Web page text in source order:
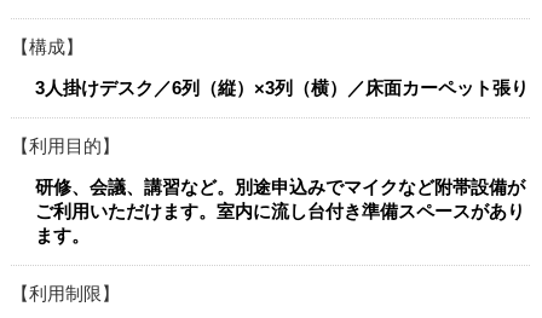
構成
3人掛けデスク／6列（縦）×3列（横）／床面カーペット張り
利用目的
研修、会議、講習など。別途申込みでマイクなど附帯設備が
ご利用いただけます。室内に流し台付き準備スペースがあり
ます。
利用制限